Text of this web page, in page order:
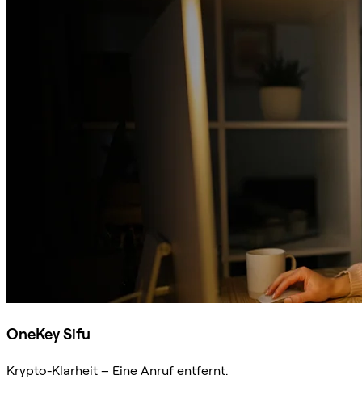
OneKey Sifu
Krypto-Klarheit – Eine Anruf entfernt.